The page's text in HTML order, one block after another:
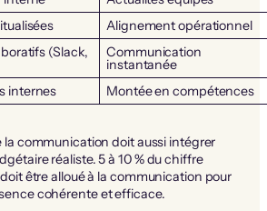
Alignement opérationnel
(Slack,
Communication
instantanée
internes
Montée en compétences
la communication doit aussi intégrer
réaliste. 5 à 10 % du chiffre
être alloué à la communication pour
cohérente et efficace.